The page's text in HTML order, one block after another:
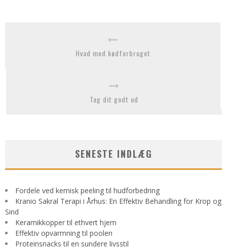
Hvad med kødforbruget
Tag dit godt ud
SENESTE INDLÆG
Fordele ved kemisk peeling til hudforbedring
Kranio Sakral Terapi i Århus: En Effektiv Behandling for Krop og
Sind
Keramikkopper til ethvert hjem
Effektiv opvarmning til poolen
Proteinsnacks til en sundere livsstil